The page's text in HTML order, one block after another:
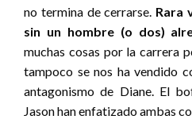
no termina de cerrarse. Rara
sin un hombre (o dos)
muchas cosas por la carrera
tampoco se nos ha vendido
antagonismo de Diane. El
Jason han enfatizado ambas